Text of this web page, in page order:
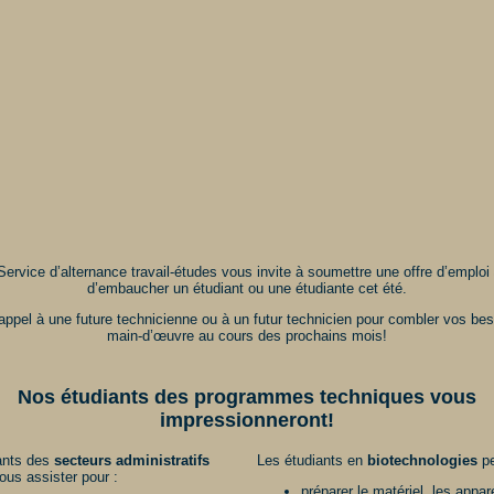
d’alternance travail-études vous invite à soumettre une offre d’emploi
d’embaucher un étudiant ou une étudiante cet été.
à une future technicienne ou à un futur technicien pour combler vos
main-d’œuvre au cours des prochains mois!
Nos étudiants des programmes techniques vous
impressionneront!
des secteurs administratifs
assister pour :
Les étudiants en biotechnologies